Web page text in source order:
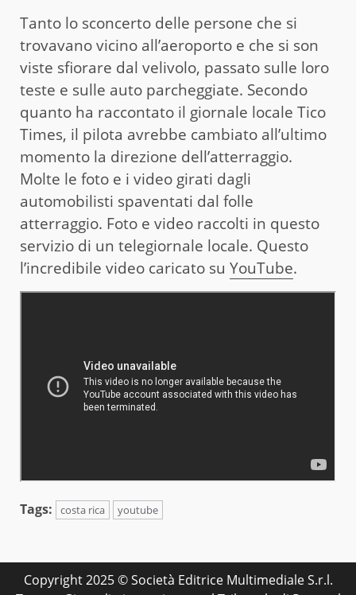
Tanto lo sconcerto delle persone che si
trovavano vicino all’aeroporto e che si son
viste sfiorare dal velivolo, passato sulle loro
teste e sulle auto parcheggiate. Secondo
quanto ha raccontato il giornale locale Tico
Times, il pilota avrebbe cambiato all’ultimo
momento la direzione dell’atterraggio.
Molte le foto e i video girati dagli
automobilisti spaventati dal folle
atterraggio. Foto e video raccolti in questo
servizio di un telegiornale locale. Questo
l’incredibile video caricato su YouTube.
Tags: costa rica youtube
Copyright 2025 © Società Editrice Multimediale S.r.l.